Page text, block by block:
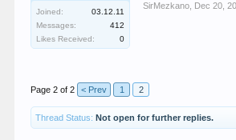
Joined:
03.12.11
Messages:
412
Likes Received:
0
SirMezkano Dec 20,
Page 2 of 2 < Prev 1 2
Thread Status: Not open for further replies.